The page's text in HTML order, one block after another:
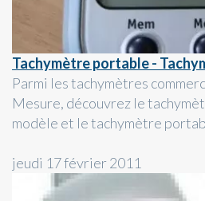
Tachymètre portable -
Parmi les tachymètres
Mesure, découvrez le
modèle et le tachymètre
jeudi 17 février 2011